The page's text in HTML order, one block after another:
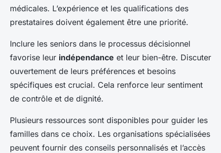
médicales. L’expérience et les qualifications des
prestataires doivent également être une priorité.
Inclure les seniors dans le processus décisionnel
favorise leur indépendance et leur bien-être. Discuter
ouvertement de leurs préférences et besoins
spécifiques est crucial. Cela renforce leur sentiment
de contrôle et de dignité.
Plusieurs ressources sont disponibles pour guider les
familles dans ce choix. Les organisations spécialisées
peuvent fournir des conseils personnalisés et l’accès